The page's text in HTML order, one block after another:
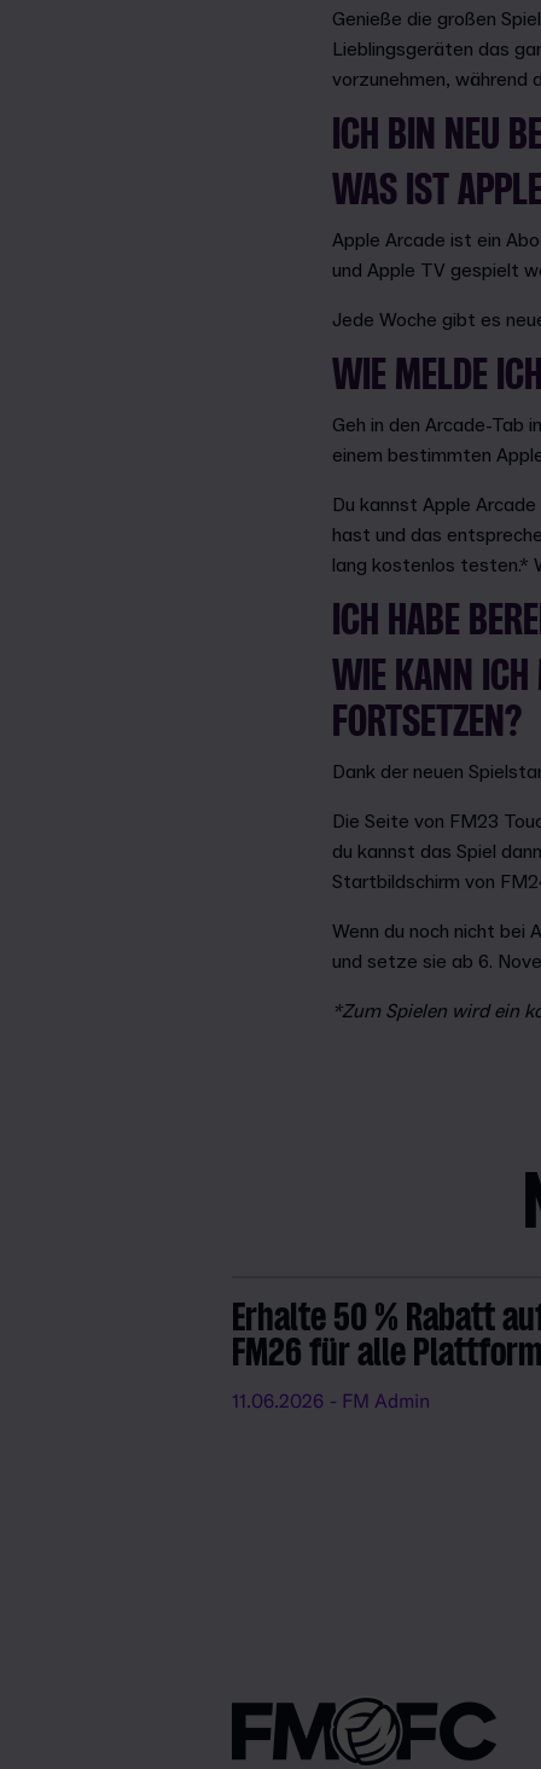
Genieße die großen
Lieblingsgeräten das
vorzunehmen, während
ICH BIN NEU
WAS IST
Apple Arcade ist ein
und Apple TV gespielt
Jede Woche gibt es
WIE MELDE
Geh in den Arcade-Tab
einem bestimmten
Du kannst Apple
hast und das
lang kostenlos testen.*
ICH HABE
WIE KANN ICH
FORTSETZEN?
Dank der neuen
Die Seite von FM23
du kannst das Spiel
Startbildschirm von
Wenn du noch nicht bei
und setze sie ab 6.
*Zum Spielen wird ein
Erhalte 50 % Rabatt
FM26 für alle
11.06.2026 - FM Admin